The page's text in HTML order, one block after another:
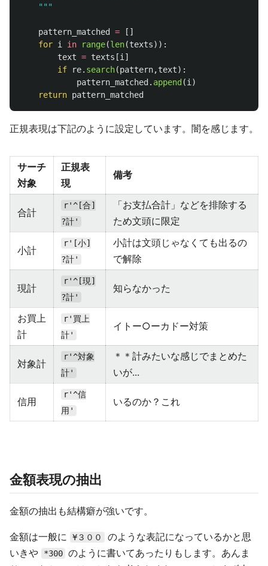
"""
pattern_matched =
[]
for i in range(len(texts)):
text = texts [i ]
if
re. search(pattern,text):
pattern_matched . append (i )
return pattern_matched
正規表現は下記のように設定しています。闇を感じます。
サーチ
対象
正規表
現
備考
合計
r'^[合]
?計'
「お支払合計」などを排除する
ため文頭に限定
小計
r'[小]
?計'
小計は文頭じゃなくても出るの
で解除
現計
r'^[現]
?計'
知らなかった
お買上
計
r'買上
計'
イトー○ーカドー対策
対象計
r'^対象
計'
＊＊計みたいな感じでまとめた
いが...
信用
r'^信
用'
いるのか？これ
金額表現の抽出
金額の抽出も結構癖が強いです。
金額は一般に ¥３００
のような表記になっているかと思
いきや
*300 のように書いてあったりもします。あんま